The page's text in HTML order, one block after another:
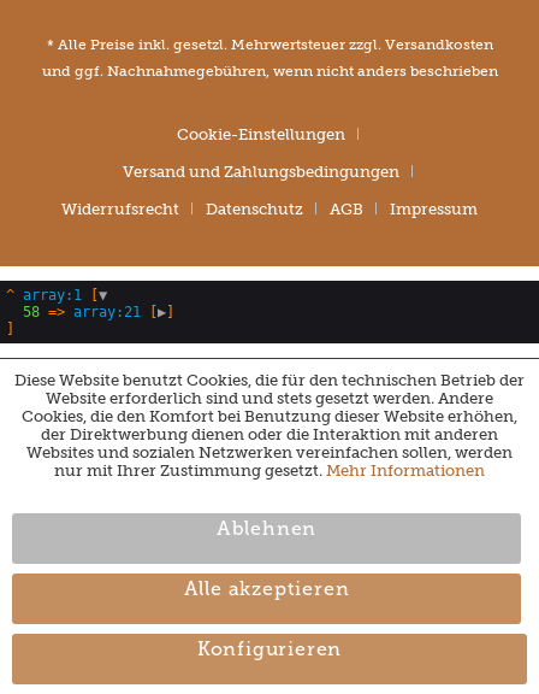
* Alle Preise inkl. gesetzl. Mehrwertsteuer zzgl. Versandkosten
und ggf. Nachnahmegebühren, wenn nicht anders beschrieben
Cookie-Einstellungen
Versand und Zahlungsbedingungen
Widerrufsrecht Datenschutz AGB Impressum
Diese Website benutzt Cookies, die für den technischen Betrieb der
Website erforderlich sind und stets gesetzt werden. Andere
Cookies, die den Komfort bei Benutzung dieser Website erhöhen,
der Direktwerbung dienen oder die Interaktion mit anderen
Websites und sozialen Netzwerken vereinfachen sollen, werden
nur mit Ihrer Zustimmung gesetzt. Mehr Informationen
Ablehnen
Alle akzeptieren
Konfigurieren
^ array:1
▼
58 => array:21 ▶